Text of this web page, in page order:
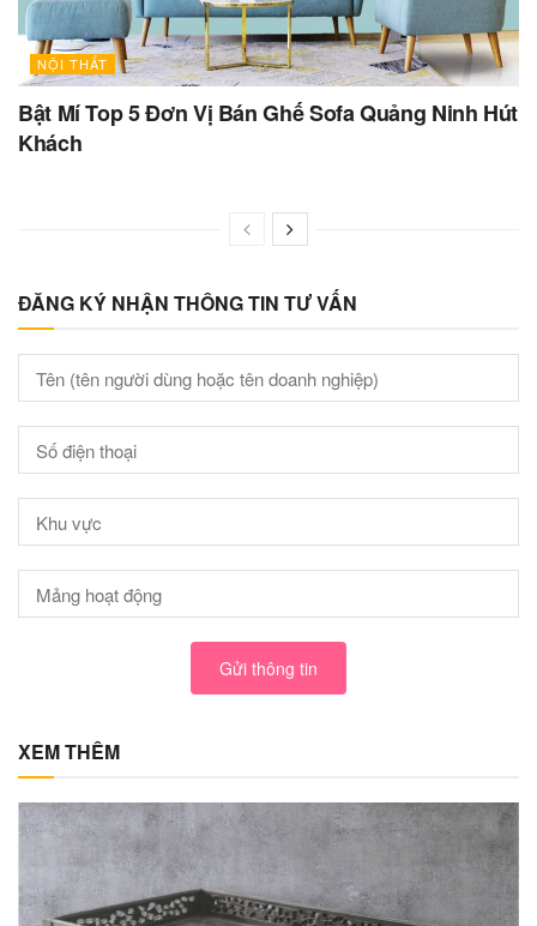
NỘI THẤT
Bật Mí Top 5 Đơn Vị Bán Ghế Sofa Quảng Ninh Hút
Khách
ĐĂNG KÝ NHẬN THÔNG TIN TƯ VẤN
Gửi thông tin
XEM THÊM